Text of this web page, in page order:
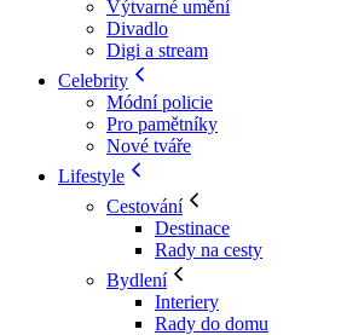
Výtvarné umění
Divadlo
Digi a stream
Celebrity
Módní policie
Pro pamětníky
Nové tváře
Lifestyle
Cestování
Destinace
Rady na cesty
Bydlení
Interiery
Rady do domu